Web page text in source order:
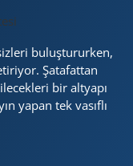
buluştururken,
Şatafattan
bir altyapı
yapan tek vasıflı